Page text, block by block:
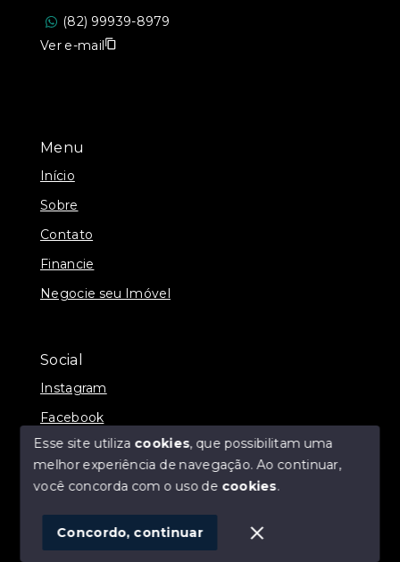
Menu
Início
Sobre
Contato
Financie
Negocie seu Imóvel
Social
Instagram
Facebook
© Copyright 2026 - ALEXANDRE LINS IMÓVEIS -
SITE PARA IMOBILIARIA
(82) 99939-8979
Ver e-mail
Esse site utiliza cookies, que possibilitam uma
melhor experiência de navegação.Ao continuar,
você concorda com o uso de cookies.
Concordo, continuar